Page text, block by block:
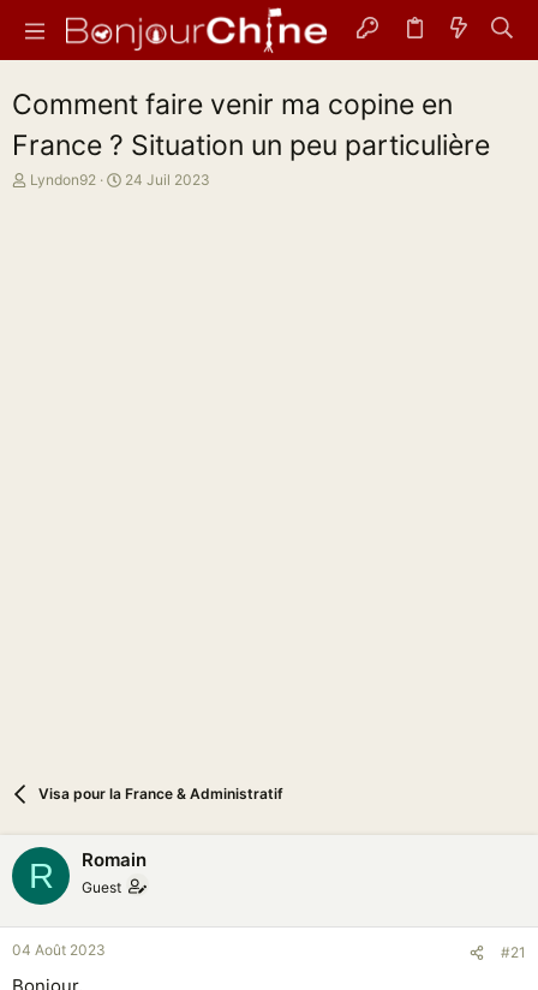
Comment faire venir ma copine en
France ? Situation un peu particulière
A
Lyndon92
D
24 Juil 2023
Visa pour la France & Administratif
R Rоmain
Guest
04 Août 2023 #21
Bonjour,